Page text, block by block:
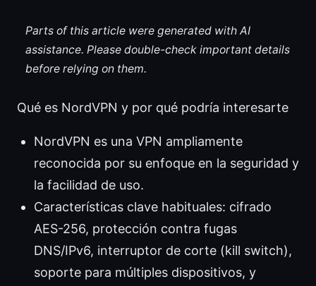
Parts of this article were generated with AI
assistance. Please double-check important details
before relying on them.
Qué es NordVPN y por qué podría interesarte
NordVPN es una VPN ampliamente
reconocida por su enfoque en la seguridad y
la facilidad de uso.
Características clave habituales: cifrado
AES-256, protección contra fugas
DNS/IPv6, interruptor de corte (kill switch),
soporte para múltiples dispositivos, y